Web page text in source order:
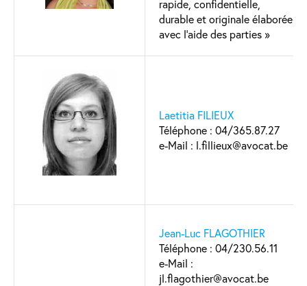
rapide, confidentielle,
durable et originale élaborée
avec l’aide des parties »
Laetitia FILIEUX
Téléphone : 04/365.87.27
e-Mail : l.fillieux@avocat.be
Jean-Luc FLAGOTHIER
Téléphone : 04/230.56.11
e-Mail :
jl.flagothier@avocat.be